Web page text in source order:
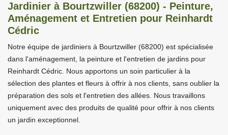
Jardinier à Bourtzwiller (68200) - Peinture,
Aménagement et Entretien pour Reinhardt
Cédric
Notre équipe de jardiniers à Bourtzwiller (68200) est spécialisée
dans l'aménagement, la peinture et l'entretien de jardins pour
Reinhardt Cédric. Nous apportons un soin particulier à la
sélection des plantes et fleurs à offrir à nos clients, sans oublier la
préparation des sols et l'entretien des allées. Nous travaillons
uniquement avec des produits de qualité pour offrir à nos clients
un jardin exceptionnel.